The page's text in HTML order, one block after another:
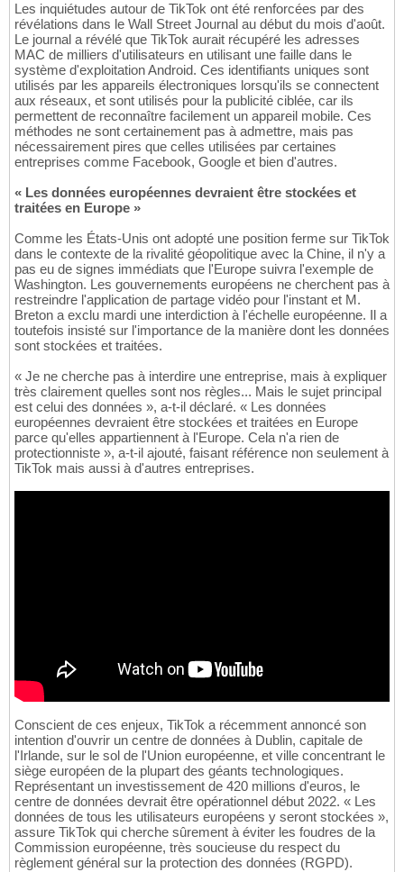
Les inquiétudes autour de TikTok ont été renforcées par des
révélations dans le Wall Street Journal au début du mois d'août.
Le journal a révélé que TikTok aurait récupéré les adresses
MAC de milliers d'utilisateurs en utilisant une faille dans le
système d'exploitation Android. Ces identifiants uniques sont
utilisés par les appareils électroniques lorsqu'ils se connectent
aux réseaux, et sont utilisés pour la publicité ciblée, car ils
permettent de reconnaître facilement un appareil mobile. Ces
méthodes ne sont certainement pas à admettre, mais pas
nécessairement pires que celles utilisées par certaines
entreprises comme Facebook, Google et bien d'autres.
« Les données européennes devraient être stockées et
traitées en Europe »
Comme les États-Unis ont adopté une position ferme sur TikTok
dans le contexte de la rivalité géopolitique avec la Chine, il n'y a
pas eu de signes immédiats que l'Europe suivra l'exemple de
Washington. Les gouvernements européens ne cherchent pas à
restreindre l'application de partage vidéo pour l'instant et M.
Breton a exclu mardi une interdiction à l'échelle européenne. Il a
toutefois insisté sur l'importance de la manière dont les données
sont stockées et traitées.
« Je ne cherche pas à interdire une entreprise, mais à expliquer
très clairement quelles sont nos règles... Mais le sujet principal
est celui des données », a-t-il déclaré. « Les données
européennes devraient être stockées et traitées en Europe
parce qu'elles appartiennent à l'Europe. Cela n'a rien de
protectionniste », a-t-il ajouté, faisant référence non seulement à
TikTok mais aussi à d'autres entreprises.
Conscient de ces enjeux, TikTok a récemment annoncé son
intention d'ouvrir un centre de données à Dublin, capitale de
l'Irlande, sur le sol de l'Union européenne, et ville concentrant le
siège européen de la plupart des géants technologiques.
Représentant un investissement de 420 millions d'euros, le
centre de données devrait être opérationnel début 2022. « Les
données de tous les utilisateurs européens y seront stockées »,
assure TikTok qui cherche sûrement à éviter les foudres de la
Commission européenne, très soucieuse du respect du
règlement général sur la protection des données (RGPD).